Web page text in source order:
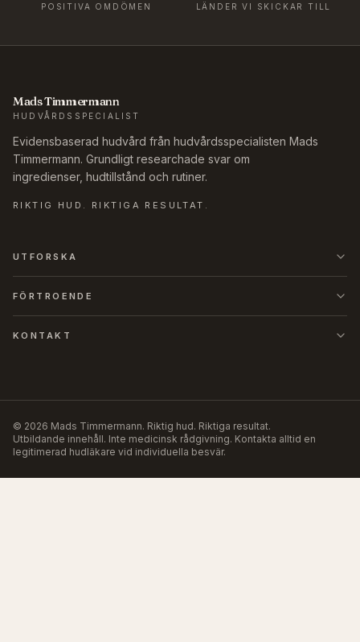
POSITIVA OMDÖMEN LÄNDER VI SKICKAR TILL
Mads Timmermann
HUDVÅRDSSPECIALIST
Evidensbaserad hudvård från hudvårdsspecialisten Mads
Timmermann. Grundligt researchade svar om
ingredienser, hudtillstånd och rutiner.
RIKTIG HUD. RIKTIGA RESULTAT.
UTFORSKA
FÖRTROENDE
KONTAKT
© 2026 Mads Timmermann. Riktig hud. Riktiga resultat.
Utbildande innehåll. Inte medicinsk rådgivning. Kontakta alltid en
legitimerad hudläkare vid individuella besvär.